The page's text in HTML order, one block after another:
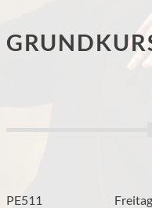
PE511 Freitag